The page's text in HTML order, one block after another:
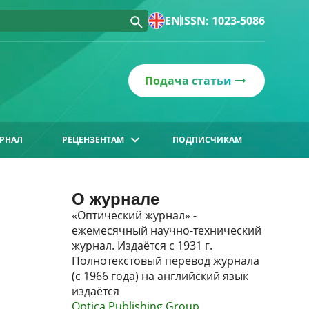
ENISSN: 1023-5086
Подача статьи
РЕЦЕНЗЕНТАМ ПОДПИСЧИКАМ
О журнале
«Оптический журнал» -
ежемесячный научно-технический
журнал. Издаётся с 1931 г.
Полнотекстовый перевод журнала
(с 1966 года) на английский язык
издаётся